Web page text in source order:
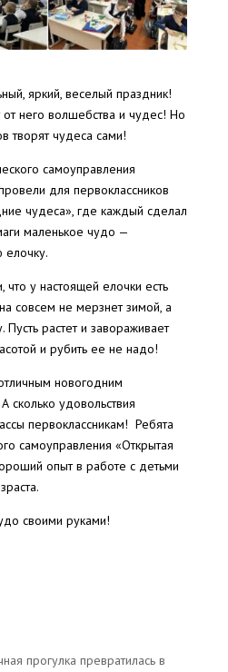
яркий, веселый праздник!
него волшебства и чудес! Но
творят чудеса сами!
самоуправления
для первоклассников
чудеса», где каждый сделал
маленькое чудо —
елочку.
что у настоящей елочки есть
совсем не мерзнет зимой, а
растет и завораживает
и рубить ее не надо!
новогодним
сколько удовольствия
первоклассникам! Ребята
самоуправления «Открытая
опыт в работе с детьми
своими руками!
прогулка превратилась в